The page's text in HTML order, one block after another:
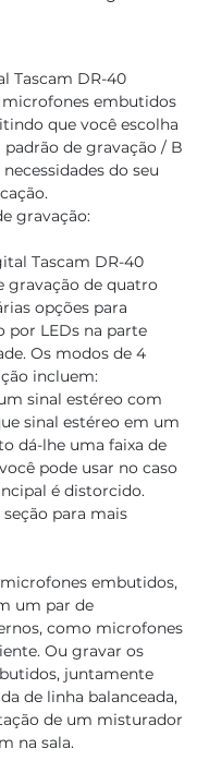
Tascam DR-40
embutidos
que você escolha
de gravação / B
do seu
gravação:
Tascam DR-40
gravação de quatro
opções para
por LEDs na parte
Os modos de 4
incluem:
sinal estéreo com
sinal estéreo em um
dá-lhe uma faixa de
pode usar no caso
é distorcido.
para mais
embutidos,
um par de
como microfones
Ou gravar os
juntamente
de linha balanceada,
de um misturador
na sala.